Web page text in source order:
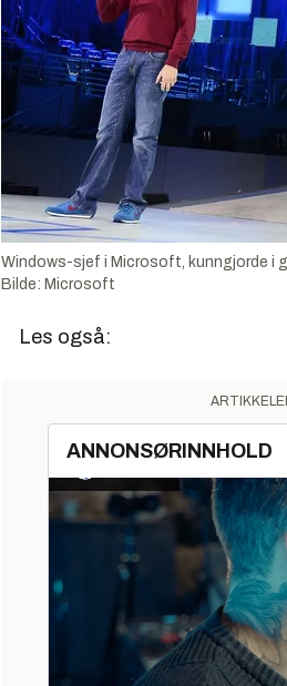
Windows-sjef i Microsoft, kunngjorde i
Bilde: Microsoft
Les også:
ANNONSØRINNHOLD